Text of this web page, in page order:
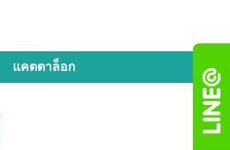
แคตตาล็อก